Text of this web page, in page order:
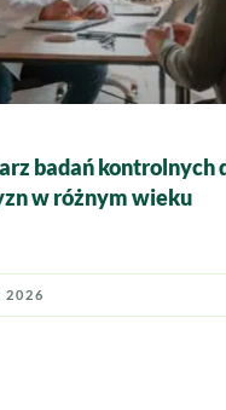
badań kontrolnych
w różnym wieku
2026